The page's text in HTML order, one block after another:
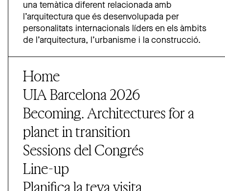
una temàtica diferent relacionada amb
l’arquitectura que és desenvolupada per
personalitats internacionals líders en els àmbits
de l’arquitectura, l’urbanisme i la construcció.
Home
UIA Barcelona 2026
Becoming. Architectures for a
planet in transition
Sessions del Congrés
Line-up
Planifica la teva visita